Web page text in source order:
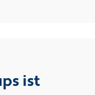
ist